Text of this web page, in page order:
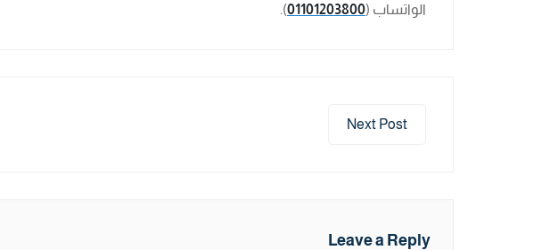
الواتساب (01101203800
).
Next Post
Leave a Reply